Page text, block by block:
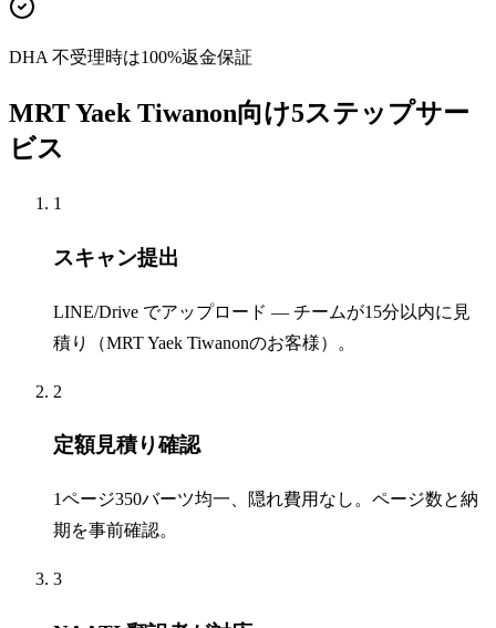
DHA 不受理時は100%返金保証
MRT Yaek Tiwanon向け5ステップサー
ビス
1
スキャン提出
LINE/Drive でアップロード — チームが15分以内に見
積り（MRT Yaek Tiwanonのお客様）。
2
定額見積り確認
1ページ350バーツ均一、隠れ費用なし。ページ数と納
期を事前確認。
3